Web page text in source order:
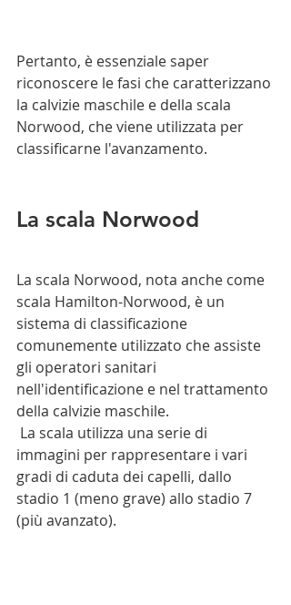
Pertanto, è essenziale saper
riconoscere le fasi che caratterizzano
la calvizie maschile e della scala
Norwood, che viene utilizzata per
classificarne l'avanzamento.
La scala Norwood
La scala Norwood, nota anche come
scala Hamilton-Norwood, è un
sistema di classificazione
comunemente utilizzato che assiste
gli operatori sanitari
nell'identificazione e nel trattamento
della calvizie maschile.
immagini per rappresentare i vari
gradi di caduta dei capelli, dallo
stadio 1 (meno grave) allo stadio 7
(più avanzato).